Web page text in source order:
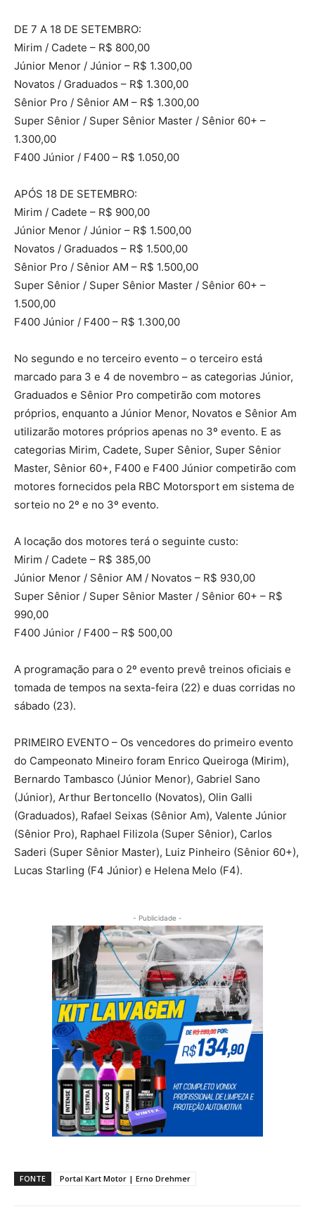
DE 7 A 18 DE SETEMBRO:
Mirim / Cadete – R$ 800,00
Júnior Menor / Júnior – R$ 1.300,00
Novatos / Graduados – R$ 1.300,00
Sênior Pro / Sênior AM – R$ 1.300,00
Super Sênior / Super Sênior Master / Sênior 60+ –
1.300,00
F400 Júnior / F400 – R$ 1.050,00
APÓS 18 DE SETEMBRO:
Mirim / Cadete – R$ 900,00
Júnior Menor / Júnior – R$ 1.500,00
Novatos / Graduados – R$ 1.500,00
Sênior Pro / Sênior AM – R$ 1.500,00
Super Sênior / Super Sênior Master / Sênior 60+ –
1.500,00
F400 Júnior / F400 – R$ 1.300,00
No segundo e no terceiro evento – o terceiro está
marcado para 3 e 4 de novembro – as categorias Júnior,
Graduados e Sênior Pro competirão com motores
próprios, enquanto a Júnior Menor, Novatos e Sênior Am
utilizarão motores próprios apenas no 3º evento. E as
categorias Mirim, Cadete, Super Sênior, Super Sênior
Master, Sênior 60+, F400 e F400 Júnior competirão com
motores fornecidos pela RBC Motorsport em sistema de
sorteio no 2º e no 3º evento.
A locação dos motores terá o seguinte custo:
Mirim / Cadete – R$ 385,00
Júnior Menor / Sênior AM / Novatos – R$ 930,00
Super Sênior / Super Sênior Master / Sênior 60+ – R$
990,00
F400 Júnior / F400 – R$ 500,00
A programação para o 2º evento prevê treinos oficiais e
tomada de tempos na sexta-feira (22) e duas corridas no
sábado (23).
PRIMEIRO EVENTO – Os vencedores do primeiro evento
do Campeonato Mineiro foram Enrico Queiroga (Mirim),
Bernardo Tambasco (Júnior Menor), Gabriel Sano
(Júnior), Arthur Bertoncello (Novatos), Olin Galli
(Graduados), Rafael Seixas (Sênior Am), Valente Júnior
(Sênior Pro), Raphael Filizola (Super Sênior), Carlos
Saderi (Super Sênior Master), Luiz Pinheiro (Sênior 60+),
Lucas Starling (F4 Júnior) e Helena Melo (F4).
- Publicidade -
FONTE Portal Kart Motor | Erno Drehmer